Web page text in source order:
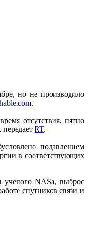
но не производило
.
отсутствия, пятно
RT.
подавлением
в соответствующих
ученого NASa, выброс
спутников связи и